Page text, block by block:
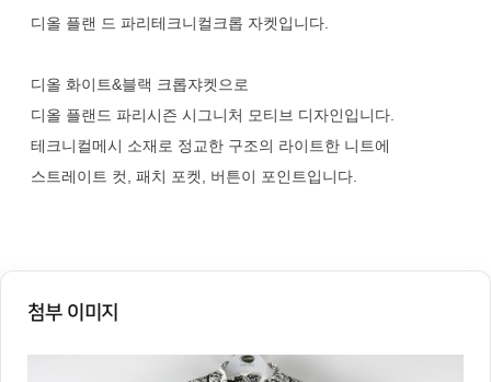
디올 플랜 드 파리테크니컬크롭 자켓입니다.
디올 화이트&블랙 크롭쟈켓으로
디올 플랜드 파리시즌 시그니처 모티브 디자인입니다.
테크니컬메시 소재로 정교한 구조의 라이트한 니트에
스트레이트 컷, 패치 포켓, 버튼이 포인트입니다.
첨부 이미지